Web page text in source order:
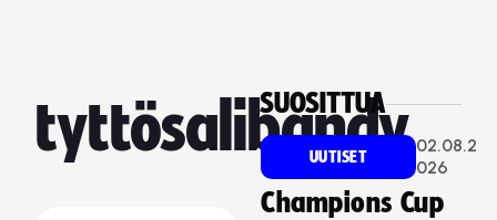
tyttösalibandy
SUOSITTUA
UUTISET
02.08.2
026
Champions Cup